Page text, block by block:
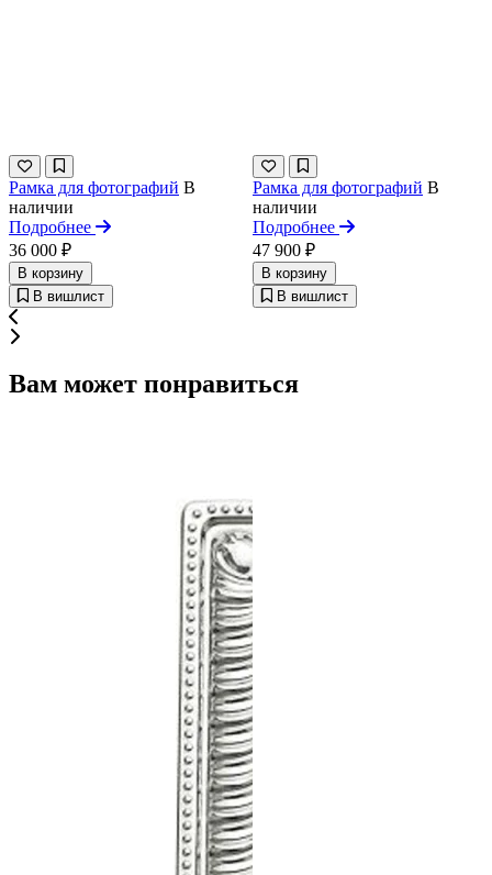
Рамка для фотографий В
наличии
Подробнее
36 000 ₽
В корзину
В вишлист
Рамка для фотографий В
наличии
Подробнее
47 900 ₽
В корзину
В вишлист
Вам может понравиться